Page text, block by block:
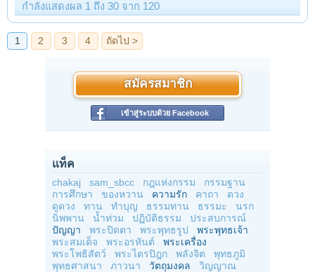
กำลังแสดงผล 1 ถึง 30 จาก 120
สมัครสมาชิก
เข้าสู่ระบบด้วย Facebook
แท็ค
chakaj sam_sbcc กฎแห่งกรรม
กรรมฐาน
การศึกษา
ของหวาน ความรัก คาถา
ดวง
ดูดวง
ทาน ทำบุญ ธรรมทาน ธรรมะ
นรก
นิพพาน
น้ำท่วม ปฏิบัติธรรม
ประสบการณ์
ปัญญา
พระปิดตา พระพุทธรูป
พระพุทธเจ้า
พระสมเด็จ
พระอรหันต์
พระเครื่อง
พระโพธิสัตว์
พระไตรปิฎก พลังจิต
พุทธภูมิ
พุทธศาสนา
ภาวนา วัตถุมงคล วิญญาณ